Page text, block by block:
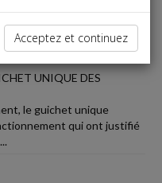
UNIQUE DES
le guichet unique
qui ont justifié
Acceptez et continuez